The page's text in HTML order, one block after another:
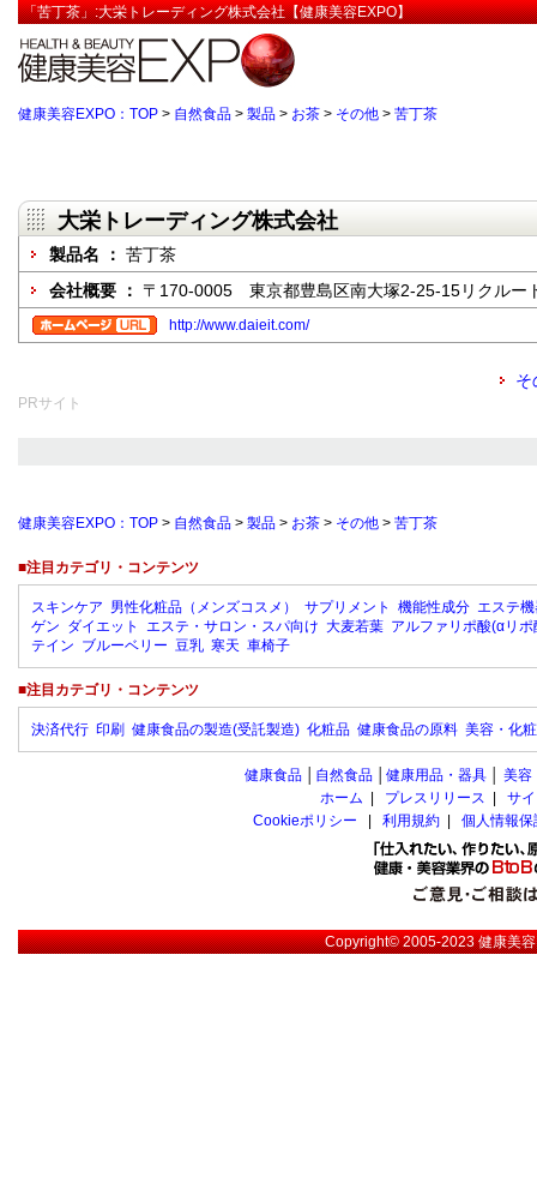
「苦丁茶」:大栄トレーディング株式会社【健康美容EXPO】
健康美容EXPO：TOP > 自然食品 > 製品 > お茶 > その他 > 苦丁茶
大栄トレーディング株式会社
製品名 ： 苦丁茶
会社概要 ： 〒170-0005 東京都豊島区南大塚2-25-15リクルー
http://www.daieit.com/
そ
PRサイト
健康美容EXPO：TOP > 自然食品 > 製品 > お茶 > その他 > 苦丁茶
■注目カテゴリ・コンテンツ
スキンケア 男性化粧品（メンズコスメ） サプリメント 機能性成分 エステ
ゲン ダイエット エステ・サロン・スパ向け 大麦若葉 アルファリポ酸(αリポ
テイン ブルーベリー 豆乳 寒天 車椅子
■注目カテゴリ・コンテンツ
決済代行 印刷 健康食品の製造(受託製造) 化粧品 健康食品の原料 美容・化
健康食品 自然食品 健康用品・器具 美容
ホーム
プレスリリース
サ
Cookieポリシー
利用規約 個人情報
Copyright© 2005-2023健康美